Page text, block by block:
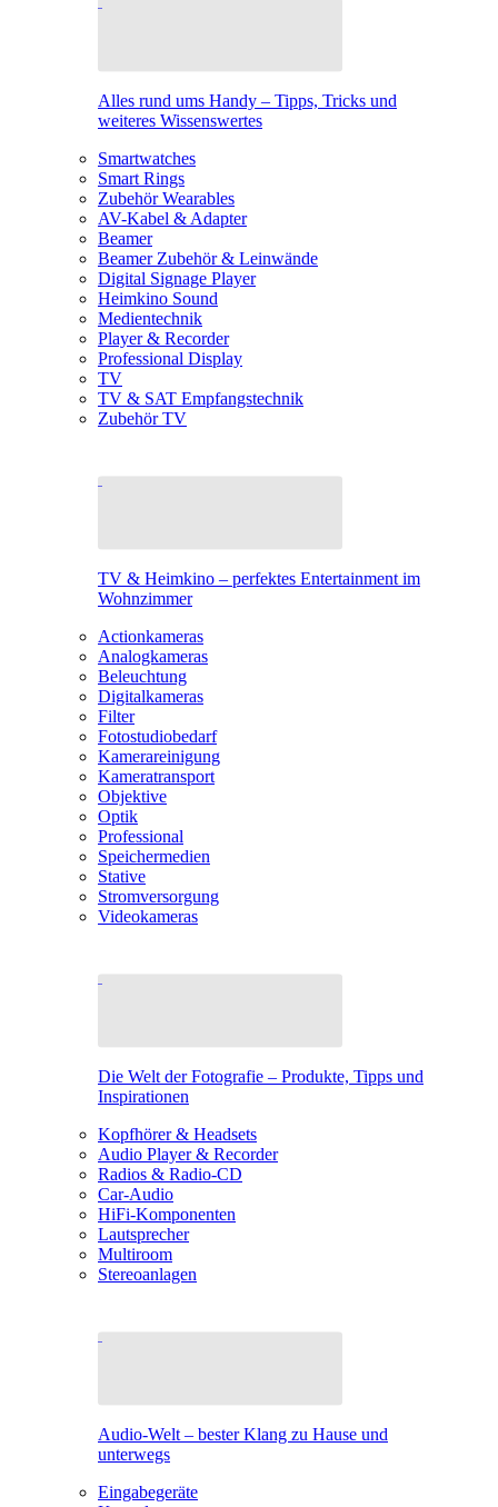
Alles rund ums Handy – Tipps, Tricks und
weiteres Wissenswertes
Smartwatches
Smart Rings
Zubehör Wearables
AV-Kabel & Adapter
Beamer
Beamer Zubehör & Leinwände
Digital Signage Player
Heimkino Sound
Medientechnik
Player & Recorder
Professional Display
TV
TV & SAT Empfangstechnik
Zubehör TV
TV & Heimkino – perfektes Entertainment im
Wohnzimmer
Actionkameras
Analogkameras
Beleuchtung
Digitalkameras
Filter
Fotostudiobedarf
Kamerareinigung
Kameratransport
Objektive
Optik
Professional
Speichermedien
Stative
Stromversorgung
Videokameras
Die Welt der Fotografie – Produkte, Tipps und
Inspirationen
Kopfhörer & Headsets
Audio Player & Recorder
Radios & Radio-CD
Car-Audio
HiFi-Komponenten
Lautsprecher
Multiroom
Stereoanlagen
Audio-Welt – bester Klang zu Hause und
unterwegs
Eingabegeräte